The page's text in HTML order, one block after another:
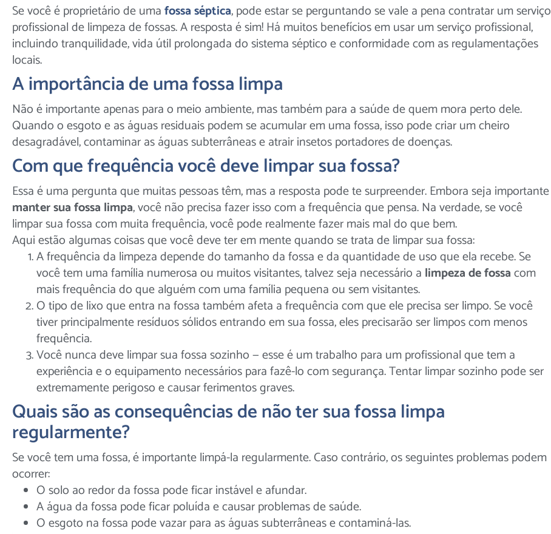
Se você é proprietário de umafossa séptica, pode estar se perguntando se vale a pena contratar um serviço
profissional de limpeza de fossas. A resposta é sim! Há muitos benefícios em usar um serviço profissional,
incluindo tranquilidade, vida útil prolongada do sistema séptico e conformidade com as regulamentações
locais.
A importância de uma fossa limpa
Não é importante apenas para o meio ambiente, mas também para a saúde de quem mora perto dele.
Quando o esgoto e as águas residuais podem se acumular em uma fossa, isso pode criar um cheiro
desagradável, contaminar as águas subterrâneas e atrair insetos portadores de doenças.
Com que frequência você deve limpar sua fossa?
Essa é uma pergunta que muitas pessoas têm, mas a resposta pode te surpreender. Embora seja importante
manter sua fossa limpa, você não precisa fazer isso com a frequência que pensa. Na verdade, se você
limpar sua fossa com muita frequência, você pode realmente fazer mais mal do que bem.
Aqui estão algumas coisas que você deve ter em mente quando se trata de limpar sua fossa:
A frequência da limpeza depende do tamanho da fossa e da quantidade de uso que ela recebe. Se
você tem uma família numerosa ou muitos visitantes, talvez seja necessário a limpeza de fossacom
mais frequência do que alguém com uma família pequena ou sem visitantes.
O tipo de lixo que entra na fossa também afeta a frequência com que ele precisa ser limpo. Se você
tiver principalmente resíduos sólidos entrando em sua fossa, eles precisarão ser limpos com menos
frequência.
Você nunca deve limpar sua fossa sozinho — esse é um trabalho para umprofissionalque tem a
experiência e o equipamento necessários para fazê-lo com segurança. Tentar limpar sozinho pode ser
extremamente perigoso e causar ferimentos graves.
Quais são as consequências de não ter sua fossa limpa
regularmente?
Se você tem uma fossa, é importante limpá-la regularmente. Caso contrário, os seguintes problemas podem
ocorrer:
O solo ao redor da fossa pode ficar instável e afundar.
A água da fossa pode ficar poluída e causar problemas de saúde.
O esgoto na fossa pode vazar para as águas subterrâneas e contaminá-las.